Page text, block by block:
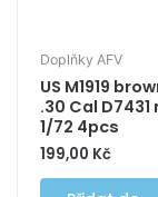
Doplňky AFV
US M1919
.30 Cal
1/72 4pcs
199,00 Kč